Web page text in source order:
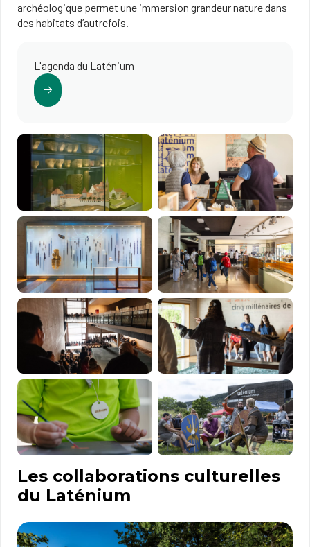
archéologique permet une immersion grandeur nature dans
des habitats d’autrefois.
L'agenda du Laténium
Les collaborations culturelles
du Laténium